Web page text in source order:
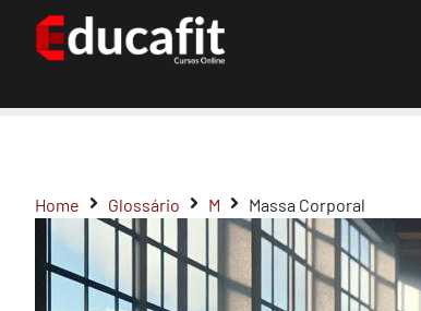
Home Glossário M Massa Corporal